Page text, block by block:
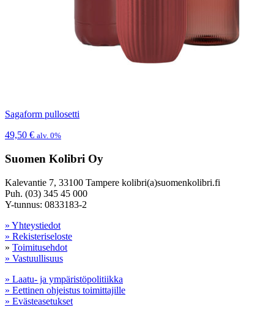
Sagaform pullosetti
49,50 € alv. 0%
Suomen Kolibri Oy
Kalevantie 7, 33100 Tampere kolibri(a)suomenkolibri.fi
Puh. (03) 345 45 000
Y-tunnus: 0833183-2
» Yhteystiedot
» Rekisteriseloste
» Toimitusehdot
» Vastuullisuus
» Laatu- ja ympäristöpolitiikka
» Eettinen ohjeistus toimittajille
» Evästeasetukset